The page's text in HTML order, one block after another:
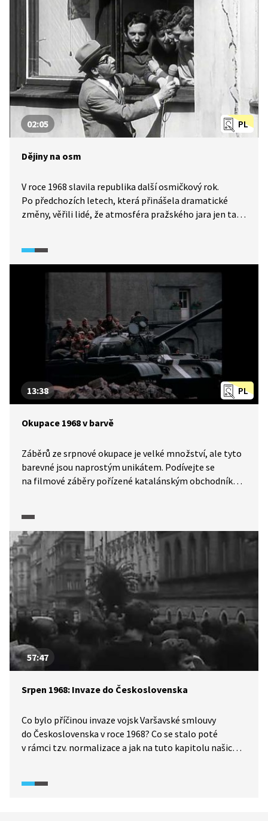
a další smutní i rozporní hrdinové této tragické chvíle
stojí před nejtěžším rozhodnutím svého života. Jak se
k němu postaví?
PL
02:05
Dějiny na osm
V roce 1968 slavila republika další osmičkový rok.
Po předchozích letech, která přinášela dramatické
změny, věřili lidé, že atmosféra pražského jara jen tak
obyvatel ptá, jaká očekávání mají od roku
nastávajícího. Pořad byl odvysílán v lednu 1968. O osm
měsíců později dorazily do Československa tanky
okupačních vojsk a všechno bylo úplně jinak.
PL
13:38
Okupace 1968 v barvě
Záběrů ze srpnové okupace je velké množství, ale tyto
barevné jsou naprostým unikátem. Podívejte se
na filmové záběry pořízené katalánským obchodníkem
kterým byly původně němé záběry ve výjimečné kvalitě
později doplněny.
57:47
Srpen 1968: Invaze do Československa
Co bylo příčinou invaze vojsk Varšavské smlouvy
do Československa v roce 1968? Co se stalo poté
v rámci tzv. normalizace a jak na tuto kapitolu našich
udělala s československým národem a jeho